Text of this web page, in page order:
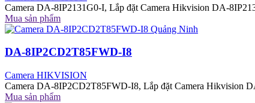
Camera DA-8IP2131G0-I, Lắp đặt Camera Hikvision DA-
Mua sản phẩm
DA-8IP2CD2T85FWD-I8
Camera HIKVISION
Camera DA-8IP2CD2T85FWD-I8, Lắp đặt Camera Hikvision
Mua sản phẩm